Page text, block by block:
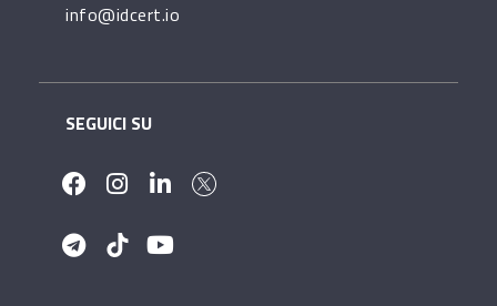
info@idcert.io
SEGUICI SU